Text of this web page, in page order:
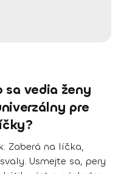
vedia ženy
pre
. Zaberá na líčka,
Usmejte sa, pery